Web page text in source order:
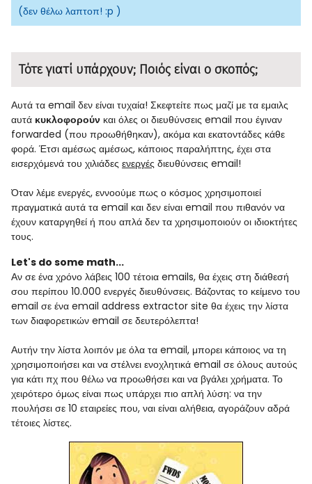
(δεν θέλω λαπτοπ! :p )
Τότε γιατί υπάρχουν; Ποιός είναι ο σκοπός;
Αυτά τα email δεν είναι τυχαία! Σκεφτείτε πως μαζί με τα εμαιλς
αυτά κυκλοφορούν και όλες οι διευθύνσεις email που έγιναν
forwarded (που προωθήθηκαν), ακόμα και εκατοντάδες κάθε
φορά. Έτσι αμέσως αμέσως, κάποιος παραλήπτης, έχει στα
εισερχόμενά του χιλιάδες ενεργές διευθύνσεις email!
Όταν λέμε ενεργές, εννοούμε πως ο κόσμος χρησιμοποιεί
πραγματικά αυτά τα email και δεν είναι email που πιθανόν να
έχουν καταργηθεί ή που απλά δεν τα χρησιμοποιούν οι ιδιοκτήτες
τους.
Let's do some math...
Αν σε ένα χρόνο λάβεις 100 τέτοια emails, θα έχεις στη διάθεσή
σου περίπου 10.000 ενεργές διευθύνσεις. Βάζοντας το κείμενο του
email σε ένα email address extractor site θα έχεις την λίστα
των διαφορετικών email σε δευτερόλεπτα!
Αυτήν την λίστα λοιπόν με όλα τα email, μπορει κάποιος να τη
χρησιμοποιήσει και να στέλνει ενοχλητικά email σε όλους αυτούς
για κάτι πχ που θέλω να προωθήσει και να βγάλει χρήματα. Το
χειρότερο όμως είναι πως υπάρχει πιο απλή λύση: να την
πουλήσει σε 10 εταιρείες που, ναι είναι αλήθεια, αγοράζουν αδρά
τέτοιες λίστες.